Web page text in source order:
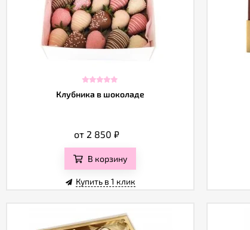
Клубника в шоколаде
от 2 850 ₽
В корзину
Купить в 1 клик